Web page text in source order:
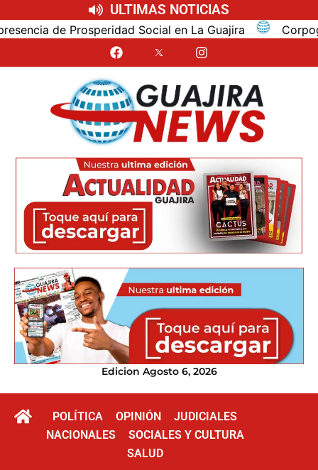
ULTIMAS NOTICIAS
de Prosperidad Social en La Guajira
Edicion Agosto 6, 2026
POLÍTICA OPINIÓN
JUDICIALES
NACIONALES
SOCIALES Y CULTURA
SALUD